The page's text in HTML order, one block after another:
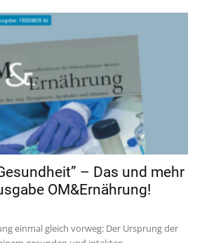
– Das und mehr
OM&Ernährung!
einmal gleich vorweg: Der Ursprung der